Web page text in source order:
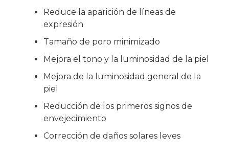
Reduce la aparición de líneas de
expresión
Tamaño de poro minimizado
Mejora el tono y la luminosidad de la piel
Mejora de la luminosidad general de la
piel
Reducción de los primeros signos de
envejecimiento
Corrección de daños solares leves